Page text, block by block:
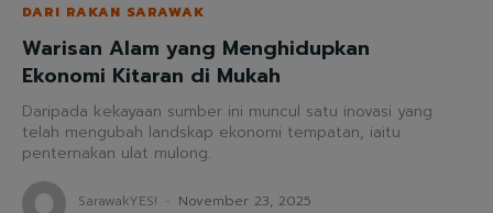
DARI RAKAN SARAWAK
Warisan Alam yang Menghidupkan
Ekonomi Kitaran di Mukah
Daripada kekayaan sumber ini muncul satu inovasi yang
telah mengubah landskap ekonomi tempatan, iaitu
penternakan ulat mulong.
SarawakYES! - November 23, 2025